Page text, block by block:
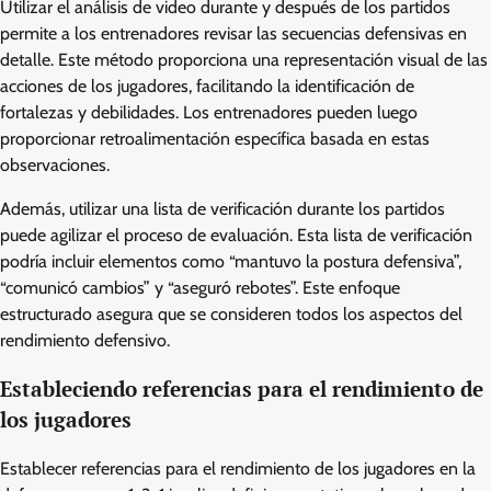
Utilizar el análisis de video durante y después de los partidos
permite a los entrenadores revisar las secuencias defensivas en
detalle. Este método proporciona una representación visual de las
acciones de los jugadores, facilitando la identificación de
fortalezas y debilidades. Los entrenadores pueden luego
proporcionar retroalimentación específica basada en estas
observaciones.
Además, utilizar una lista de verificación durante los partidos
puede agilizar el proceso de evaluación. Esta lista de verificación
podría incluir elementos como “mantuvo la postura defensiva”,
“comunicó cambios” y “aseguró rebotes”. Este enfoque
estructurado asegura que se consideren todos los aspectos del
rendimiento defensivo.
Estableciendo referencias para el rendimiento de
los jugadores
Establecer referencias para el rendimiento de los jugadores en la